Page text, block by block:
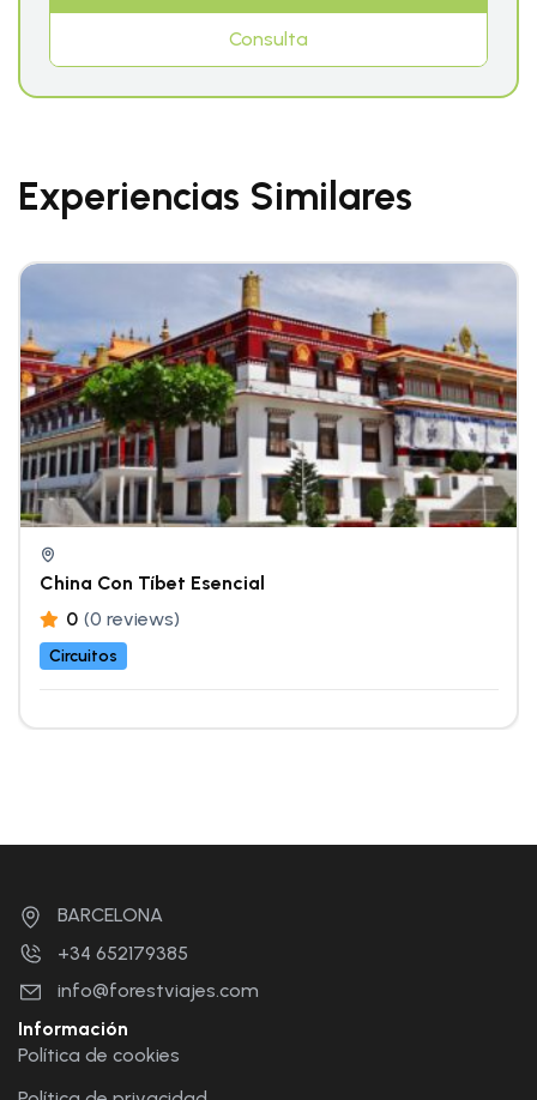
Consulta
Experiencias Similares
China Con Tíbet Esencial
0 (0 reviews)
Circuitos
BARCELONA
+34 652179385
info@forestviajes.com
Información
Política de cookies